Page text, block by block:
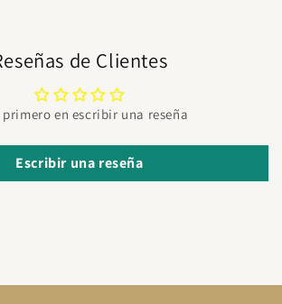
de Clientes
primero en escribir una reseña
Escribir una reseña